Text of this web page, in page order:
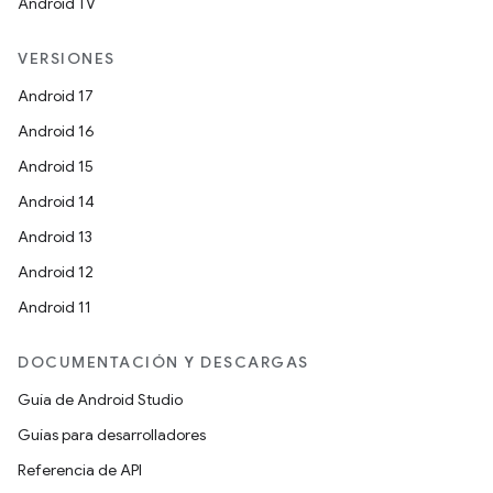
VERSIONES
Android 17
Android 16
Android 15
Android 14
Android 13
Android 12
Android 11
DOCUMENTACIÓN Y DESCARGAS
Guía de Android Studio
Guías para desarrolladores
Referencia de API